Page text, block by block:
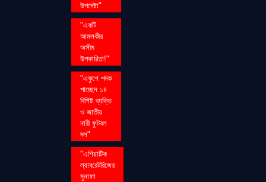
উপদেষ্টা"
"একটি
আমলকীর
অসীম
উপকারিতা!"
"একুশে পদক
পাচ্ছেন ১৪
বিশিষ্ট ব্যক্তি
ও জাতীয়
নারী ফুটবল
দল"
"এশিয়াটিক
ল্যাবরেটরিজের
মুনাফা